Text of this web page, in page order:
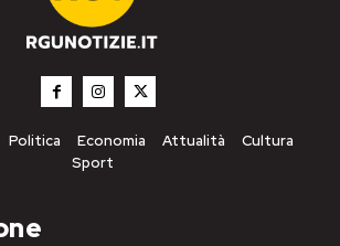
Politica Economia Attualità
Cultura
Sport